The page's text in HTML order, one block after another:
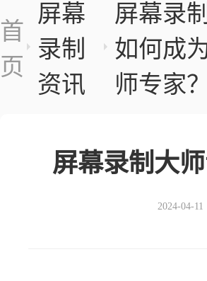
首
页
屏幕
录制
资讯
屏幕录
如何成
师专家？
屏幕录制大
2024-04-11